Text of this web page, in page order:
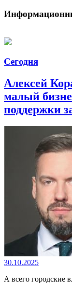
Сегодня
Алексей
малый
поддержки
30.10.2025
А всего городские